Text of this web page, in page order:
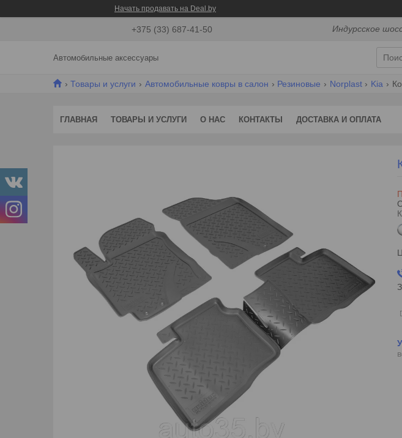
Начать продавать на Deal.by
+375 (33) 687-41-50 Индурсское
Автомобильные аксессуары
Товары и услуги Автомобильные ковры в салон Резиновые Norplast Kia
ГЛАВНАЯ ТОВАРЫ И УСЛУГИ О НАС КОНТАКТЫ ДОСТАВКА И ОПЛАТА